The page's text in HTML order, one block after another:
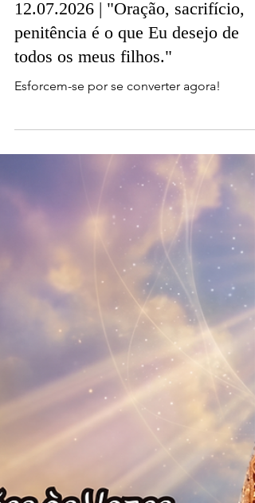
todos os meus filhos."
Esforcem-se por se converter agora!